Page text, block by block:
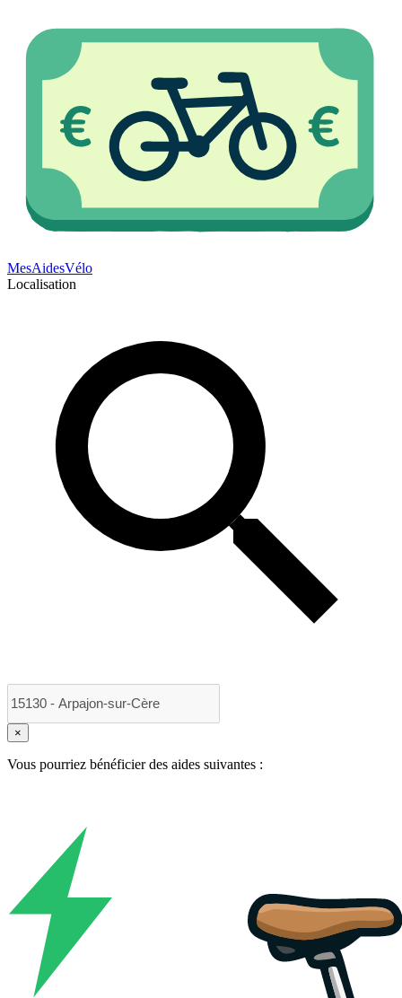
MesAidesVélo
Localisation
×
Vous pourriez bénéficier des aides suivantes :